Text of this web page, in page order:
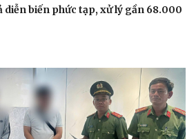
diễn biến phức tạp, xử lý gần 68.000